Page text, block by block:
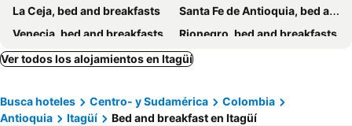
Lucca Hostel Medellín
Bluelux Med - B&B
Hermosa habitacion con excelente ubicacion
Roomies House By Rincon Medellin Sj
Casa Amplia En Medellín
Coliving Laureles Habitaciones Con Baño Privado
Coliving Compostela
Executive Suite - Llanogrande
La Ceja, bed and breakfasts
Santa Fe de Antioquia, bed and breakfasts
Venecia, bed and breakfasts
Rionegro, bed and breakfasts
Marinilla, bed and breakfasts
Ver todos los alojamientos en Itagüí
Busca hoteles Centro- y Sudamérica
Colombia
Antioquia
Itagüí Bed and breakfast en Itagüí